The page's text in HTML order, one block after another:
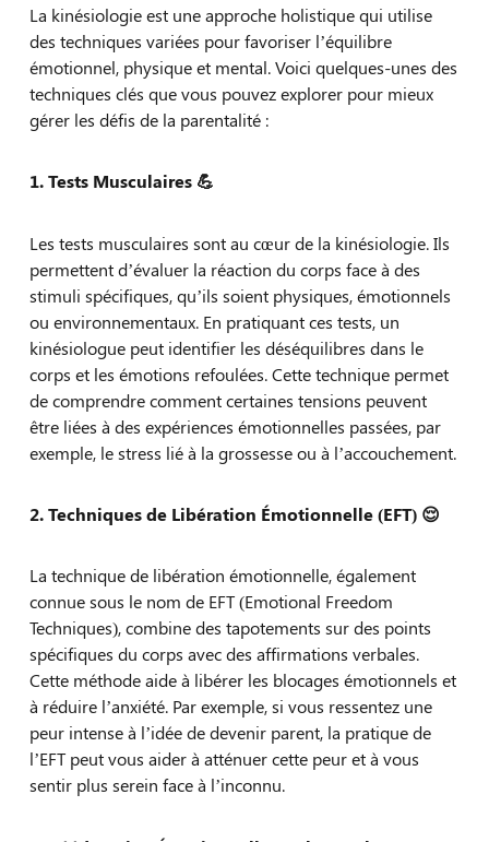
La kinésiologie est une approche holistique qui utilise
des techniques variées pour favoriser l’équilibre
émotionnel, physique et mental. Voici quelques-unes des
techniques clés que vous pouvez explorer pour mieux
gérer les défis de la parentalité :
1. Tests Musculaires 💪
Les tests musculaires sont au cœur de la kinésiologie. Ils
permettent d’évaluer la réaction du corps face à des
stimuli spécifiques, qu’ils soient physiques, émotionnels
ou environnementaux. En pratiquant ces tests, un
kinésiologue peut identifier les déséquilibres dans le
corps et les émotions refoulées. Cette technique permet
de comprendre comment certaines tensions peuvent
être liées à des expériences émotionnelles passées, par
exemple, le stress lié à la grossesse ou à l’accouchement.
2. Techniques de Libération Émotionnelle (EFT) 😌
La technique de libération émotionnelle, également
connue sous le nom de EFT (Emotional Freedom
Techniques), combine des tapotements sur des points
spécifiques du corps avec des affirmations verbales.
Cette méthode aide à libérer les blocages émotionnels et
à réduire l’anxiété. Par exemple, si vous ressentez une
peur intense à l’idée de devenir parent, la pratique de
l’EFT peut vous aider à atténuer cette peur et à vous
sentir plus serein face à l’inconnu.